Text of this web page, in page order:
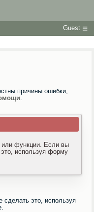
Guest
причины ошибки,
.
или функции. Если вы
используя форму
это, используя